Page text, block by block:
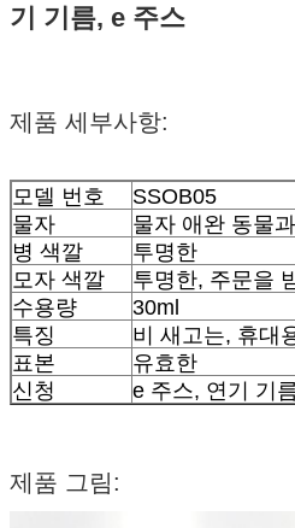
기 기름, e 주스
제품 세부사항:
모델 번호
SSOB05
물자
물자 애완 동물
병 색깔
투명한
모자 색깔
투명한, 주문을
수용량
30ml
특징
비 새고는, 휴대
표본
유효한
신청
e 주스, 연기 기
제품 그림: